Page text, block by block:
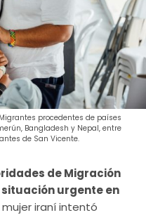
procedentes de países
Bangladesh y Nepal, entre
de San Vicente.
de Migración
urgente en
mujer iraní intentó